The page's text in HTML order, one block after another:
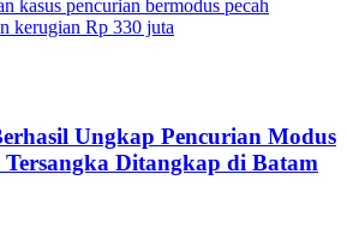
kasus pencurian bermodus pecah
kerugian Rp 330 juta
Ungkap Pencurian Modus
Ditangkap di Batam